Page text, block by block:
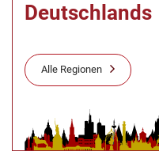
Deutschlands
Alle Regionen